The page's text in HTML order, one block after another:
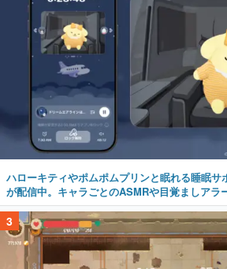
ハローキティやポムポムプリンと眠れる睡眠サ
が配信中。キャラごとのASMRや目覚ましアラ
3